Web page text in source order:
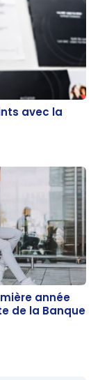
avec la
avec la
année
de la Banque
année
de la Banque